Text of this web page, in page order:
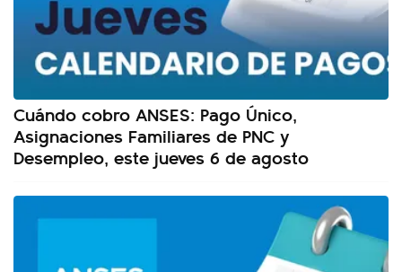
Cuándo cobro ANSES: Pago Único,
Asignaciones Familiares de PNC y
Desempleo, este jueves 6 de agosto